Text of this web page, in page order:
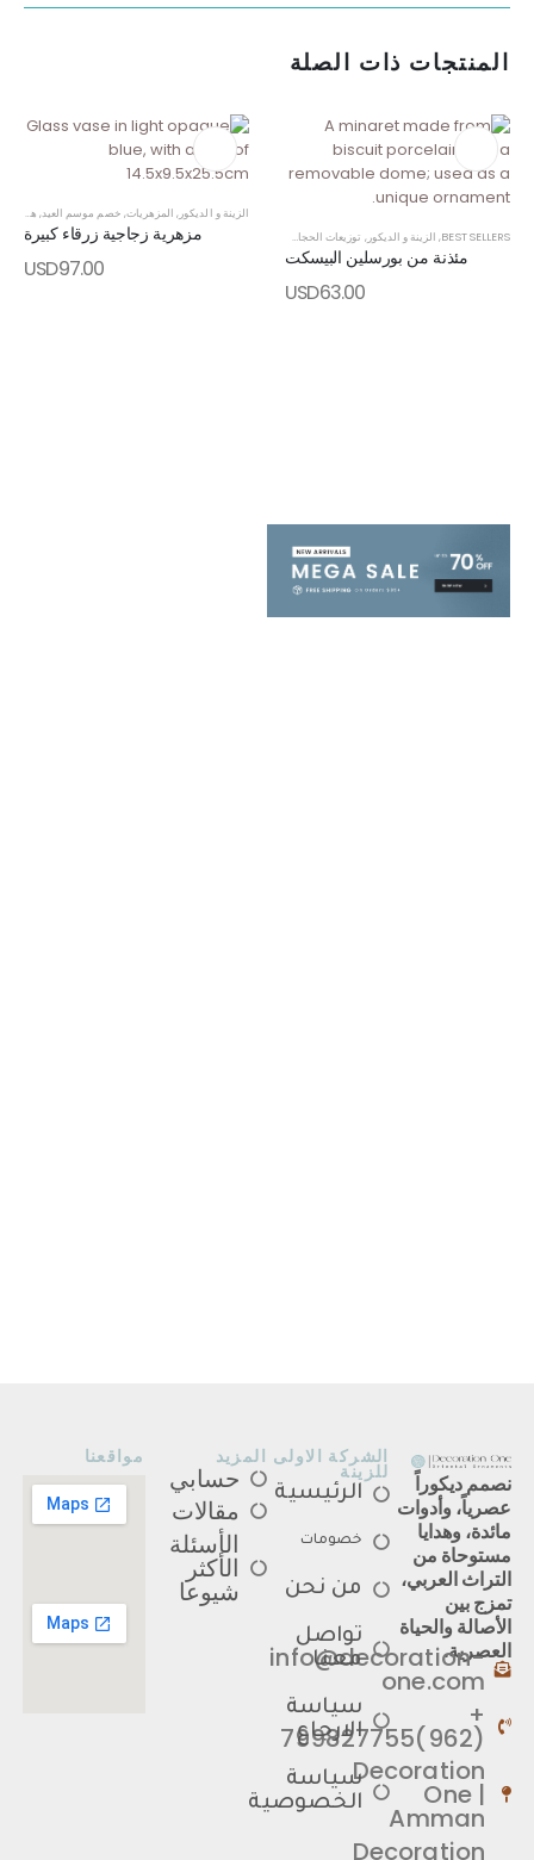
المنتجات ذات الصلة
BEST SELLERS
, الزينة و الديكور, توزيعات الحجاج زينة رمضان,مآذن رمضان,هدية اقل من $100
مئذنة من بورسلين البيسكت
USD63.00
الزينة و الديكور , المزهريات, خصم موسم العيد, هدايا محبي الديكور
مزهرية زجاجية زرقاء كبيرة
USD97.00
نصمم ديكوراً
عصرياً، وأدوات
مائدة، وهدايا
مستوحاة من
التراث العربي،
تمزج بين
الأصالة والحياة
العصرية.
info@decoration-
one.com
+
(962)799827755
Decoration
One |
Amman
Decoration
مواقعنا الشركة الاولى
للزينة
الرئيسية
خصومات
من نحن
تواصل
معنا
سياسة
الارجاع
سياسة
الخصوصية
المزيد
حسابي
مقالات
الأسئلة
الأكثر
شيوعا